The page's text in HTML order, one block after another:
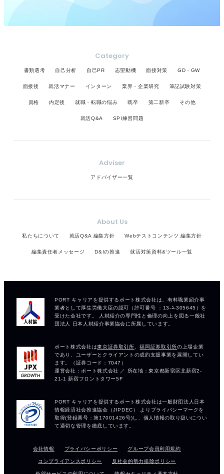
Category
書類選考 自己分析 自己PR 志望動機 面接対策 GD・GW
面接後 就活マナー インターン 業界・企業研究 筆記試験対策
資格 内定後 就職・転職の悩み 既卒 第二新卒 その他
就活Q&A SPI練習問題
Adviser
アドバイザー一覧
About Us
私たちについて 就活Q&A 編集方針 Webテストコンテンツ 編集方針
編集責任者メッセージ D&Iの推進 就活対策資料&ツール一覧
会社情報 プライバシーポリシー グループ会員利用規約
コンプライアンスポリシー 反社会的勢力排除ポリシー